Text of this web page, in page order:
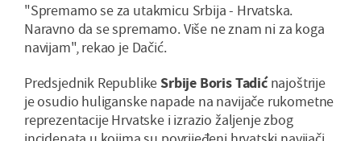
"Spremamo se za utakmicu Srbija - Hrvatska.
Naravno da se spremamo. Više ne znam ni za koga
navijam", rekao je Dačić.
Predsjednik Republike Srbije Boris Tadićnajoštrije
je osudio huliganske napade na navijače rukometne
reprezentacije Hrvatske i izrazio žaljenje zbog